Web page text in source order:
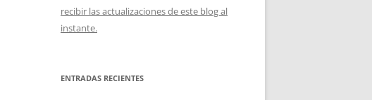
recibir las actualizaciones de este blog al
instante.
ENTRADAS RECIENTES